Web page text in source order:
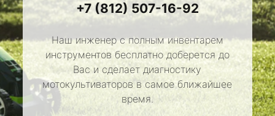
+7 (812) 507-16-92
Наш инженер с полным инвентарем
инструментов бесплатно доберется до
Вас и сделает диагностику
мотокультиваторов в самое ближайшее
время.